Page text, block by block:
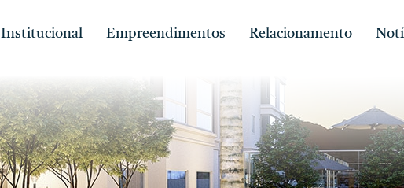
Institucional Empreendimentos Relacionamento